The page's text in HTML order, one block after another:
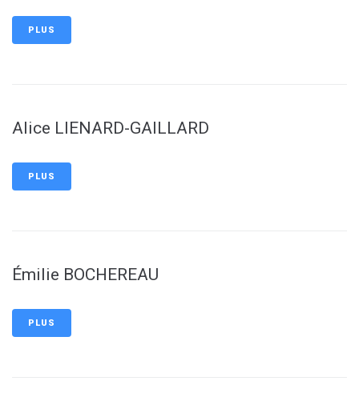
PLUS
Alice LIENARD-GAILLARD
PLUS
Émilie BOCHEREAU
PLUS